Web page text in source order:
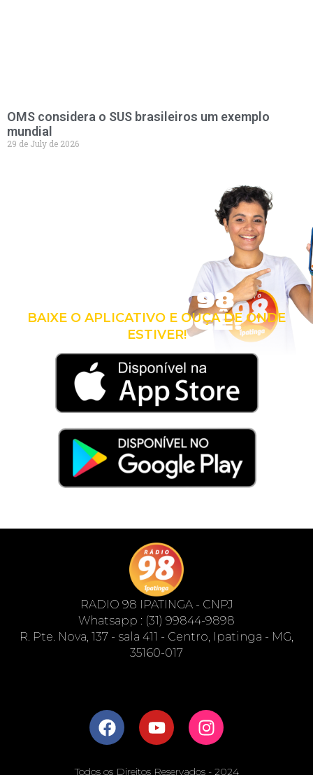
OMS considera o SUS brasileiros um exemplo
mundial
29 de July de 2026
LEVE A 98
COM VOCÊ!
BAIXE O APLICATIVO E OUÇA DE ONDE
ESTIVER!
RADIO 98 IPATINGA - CNPJ
Whatsapp : (31) 99844-9898
R. Pte. Nova, 137 - sala 411 - Centro, Ipatinga - MG,
35160-017
Todos os Direitos Reservados - 2024